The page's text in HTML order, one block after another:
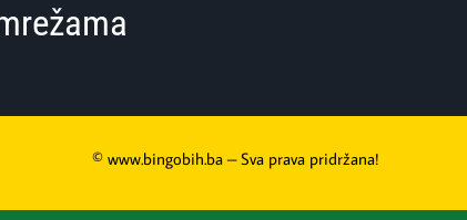
© www.bingobih.ba – Sva prava pridržana!